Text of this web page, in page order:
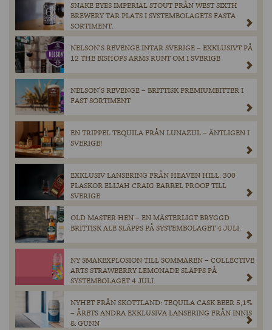
SNAKE EYES IMPERIAL STOUT FRÅN WEST SIXTH
BREWERY TAR PLATS I SYSTEMBOLAGETS FASTA
SORTIMENT.
NELSON’S REVENGE INTAR SVERIGE – EXKLUSIVT PÅ
12 THE BISHOPS ARMS RUNT OM I SVERIGE
NELSON’S REVENGE – BRITTISK PREMIUMBITTER I
FAST SORTIMENT
EN TRIPPEL TEQUILA FRÅN LUNAZUL – ÄNTLIGEN I
SVERIGE!
EXKLUSIV LANSERING FRÅN HEAVEN HILL: 300
FLASKOR ELIJAH CRAIG BARREL PROOF TILL
SVERIGE
OLD MASTER HEN – EN MÄSTERLIGT BRYGGD
BRITTISK ALE SLÄPPS PÅ SYSTEMBOLAGET 4 JULI.
NY SMAKEXPLOSION TILL SOMMAREN – COLLECTIVE
ARTS STRAWBERRY LEMONADE SLÄPPS PÅ
SYSTEMBOLAGET 4 JULI.
NYHET FRÅN SKOTTLAND: TEQUILA CASK BEER 5,1%
– ÅRETS ANDRA EXKLUSIVA LANSERING FRÅN INNIS
& GUNN